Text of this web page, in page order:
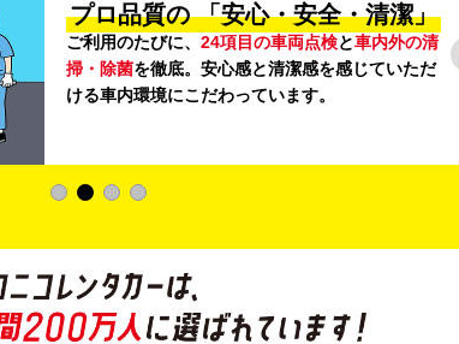
プロ品質の 「安心・安全・清潔」
ご利用のたびに、 24項目の車両点検と車内外の清
掃・除菌を徹底。安心感と清潔感を感じていただ
ける車内環境にこだわっています。